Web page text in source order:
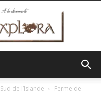
Sud de l’Islande
Ferme de